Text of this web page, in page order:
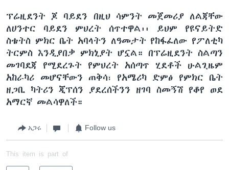
ፕሬዚደንት ጆ ባይደን በዚህ ሳምንት መጀመሪያ ለልጃቸው
ለሀንተር ባይደን ምህረት ሰጥተዋል፡፡ ይህም የዩናይትድ
ስቴትስ ምክር ቤት አባላትን ለዓመታት የከፋፈለው የፖለቲካ
ትርምስ እንዲያበቃ ምክኒያት ሆኗል። በፕሬዚደንት ስልጣን
መገባደጃ የሚደረጉት የምህረት አሰጣጥ ሂደቶች ሁልጊዜም
አከራካሪ መሆናቸውን ጠቅሳ፣ የአሜሪካ ድምፅ የምክር ቤት
ዘጋቢ ካትሪን ጂፕሰን ያደረሰችንን ዘገባ ስመኝሽ የቆየ ወደ
አማርኛ መልሳዋለች።
አጋሩ Follow us
This item is part of